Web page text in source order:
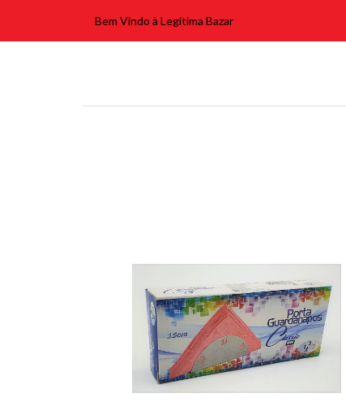
Bem Vindo à Legitima Bazar